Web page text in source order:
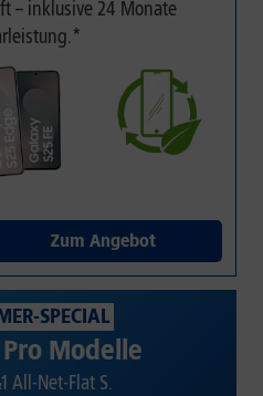
– inklusive 24 Monate
Zum Angebot
SPECIAL
Pro Modelle
All-Net-Flat S.